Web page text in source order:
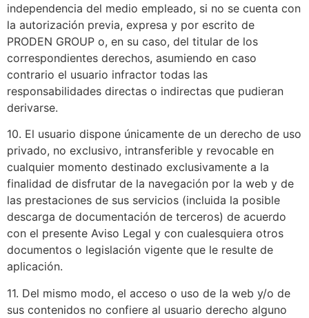
independencia del medio empleado, si no se cuenta con
la autorización previa, expresa y por escrito de
PRODEN GROUP o, en su caso, del titular de los
correspondientes derechos, asumiendo en caso
contrario el usuario infractor todas las
responsabilidades directas o indirectas que pudieran
derivarse.
10. El usuario dispone únicamente de un derecho de uso
privado, no exclusivo, intransferible y revocable en
cualquier momento destinado exclusivamente a la
finalidad de disfrutar de la navegación por la web y de
las prestaciones de sus servicios (incluida la posible
descarga de documentación de terceros) de acuerdo
con el presente Aviso Legal y con cualesquiera otros
documentos o legislación vigente que le resulte de
aplicación.
11. Del mismo modo, el acceso o uso de la web y/o de
sus contenidos no confiere al usuario derecho alguno